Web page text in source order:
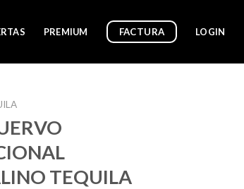
PREMIUM FACTURA LOGIN
TEQUILA